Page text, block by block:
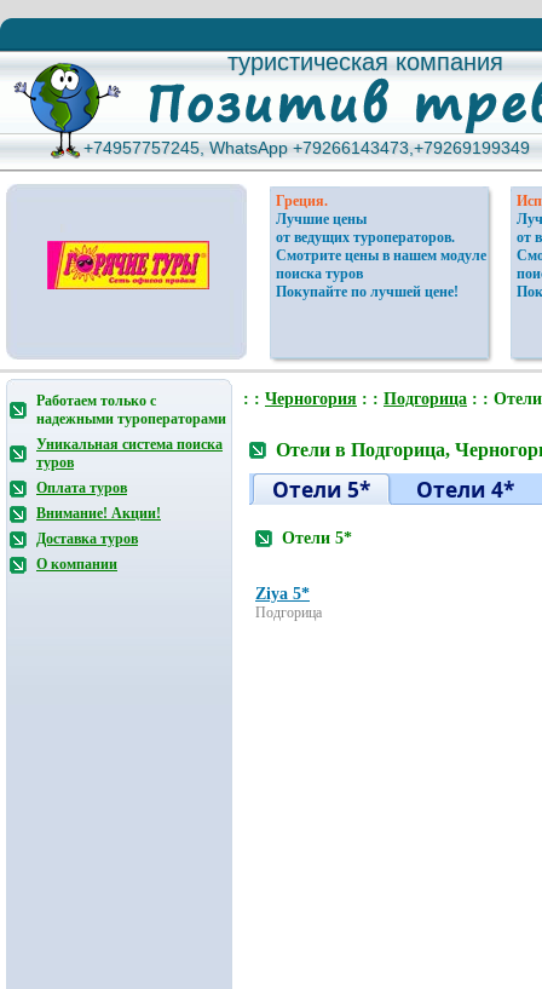
туристическая компания
туристическая компания
+74957757245, WhatsApp +79266143473,+79269199349
+74957757245, WhatsApp +79266143473,+79269199349
Греция.
Лучшие цены
от ведущих туроператоров.
Смотрите цены в нашем модуле
поиска туров
Покупайте по лучшей цене!
от
Работаем только с
надежными туроператорами
Уникальная система поиска
туров
Оплата туров
Внимание! Акции!
Доставка туров
О компании
: : Черногория : : Подгорица : :
Отели в Подгорица,
Отели 5* Отели 4*
Отели 5*
Ziya 5*
Подгорица